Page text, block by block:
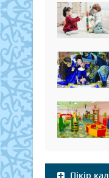
Пікір